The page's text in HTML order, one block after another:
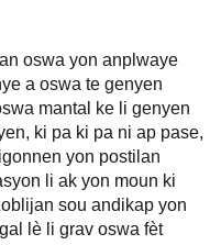
oswa yon anplwaye
a oswa te genyen
mantal ke li genyen
ki pa ki pa ni ap pase,
yon postilan
li ak yon moun ki
sou andikap yon
lè li grav oswa fèt